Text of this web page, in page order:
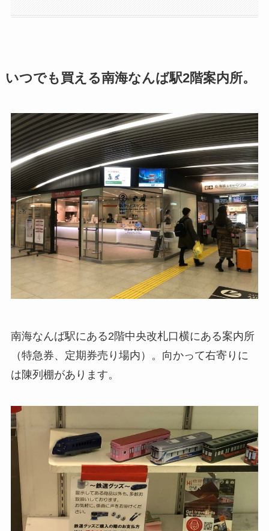
いつでも買える南海なんば駅2階案内所。
南海なんば駅にある2階中央改札口横にある案内所
（特急券、定期券売り場内）。向かって右寄りに
は陳列棚があります。